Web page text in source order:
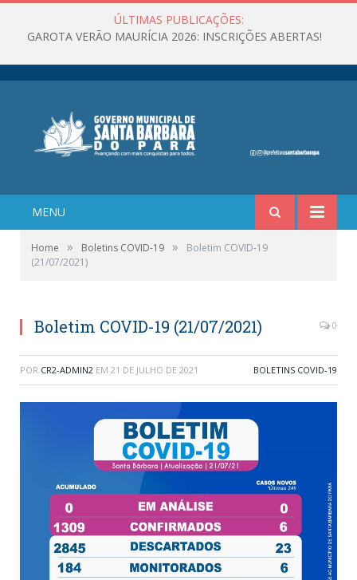
ÚLTIMAS PUBLICAÇÕES:
GAROTA VERÃO MAURÍCIA 2026: INSCRIÇÕES ABERTAS!
MENU
Home » Boletins COVID-19 »
Boletim COVID-19
(21/07/2021)
Boletim COVID-19 (21/07/2021) 0
POR CR2-ADMIN2 EM 21 DE JULHO DE 2021 BOLETINS COVID-19